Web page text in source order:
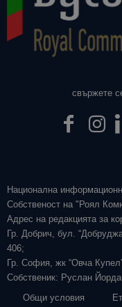
свържете
Национална
Собственост на "Роял
Адрес на редакцията за
Гр. Добрич, бул.
406;
Гр. София, жк “Овча
Собственик: Руслан
Общи условия